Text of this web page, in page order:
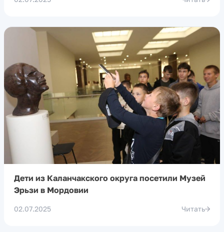
Дети из Каланчакского округа посетили Музей
Эрьзи в Мордовии
02.07.2025 Читать